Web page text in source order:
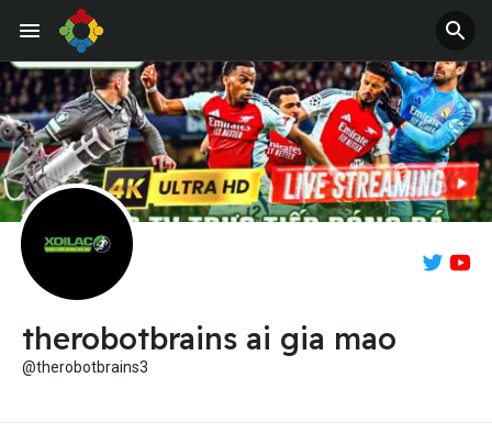
therobotbrains ai gia mao
@therobotbrains3